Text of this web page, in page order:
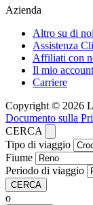
Azienda
Altro su di
Assistenza
Affiliati con
Il mio account
Carriere
Copyright © 2026
Documento sulla
CERCA
Tipo di viaggio
Fiume
Periodo di viaggio
CERCA
o